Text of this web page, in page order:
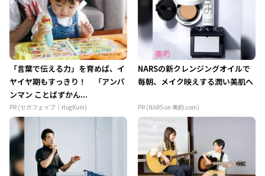
「言葉で伝える力」を育めば、イ
ヤイヤ期もすっきり！ 「アンパ
ンマン ことばずかん...
PR (セガフェイブ｜HugKum)
NARSの新クレンジングオイルで
毎朝、メイク映えする潤い美肌へ
PR (NARS on 美的.com)